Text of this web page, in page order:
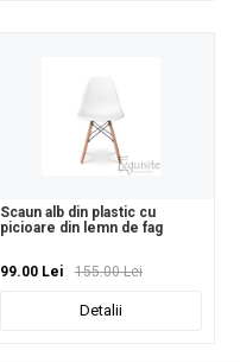
Scaun alb din plastic cu
picioare din lemn de fag
99.00 Lei 155.00 Lei
Detalii